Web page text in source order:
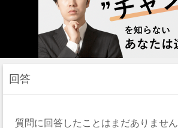
回答
質問に回答したことはまだありません